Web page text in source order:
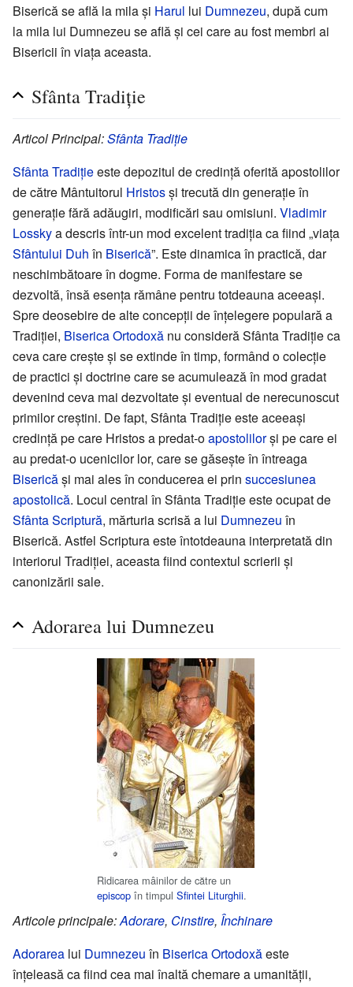
Biserică se află la mila și Harul lui Dumnezeu, după cum
la mila lui Dumnezeu se află și cei care au fost membri ai
Bisericii în viața aceasta.
Sfânta Tradiție
Articol Principal:Sfânta Tradiție
Sfânta Tradițieeste depozitul de credință oferită apostolilor
de către Mântuitorul Hristosși trecută din generație în
generație fără adăugiri, modificări sau omisiuni. Vladimir
Losskya descris într-un mod excelent tradiția ca fiind „viața
Sfântului Duh în Biserică”. Este dinamica în practică, dar
neschimbătoare în dogme. Forma de manifestare se
dezvoltă, însă esența rămâne pentru totdeauna aceeași.
Spre deosebire de alte concepții de înțelegere populară a
Tradiției, Biserica Ortodoxă nu consideră Sfânta Tradiție ca
ceva care crește și se extinde în timp, formând o colecție
de practici și doctrine care se acumulează în mod gradat
devenind ceva mai dezvoltate și eventual de nerecunoscut
primilor creștini. De fapt, Sfânta Tradiție este aceeași
credinţă pe care Hristos a predat-oapostolilorși pe care ei
au predat-o ucenicilor lor, care se găsește în întreaga
Bisericăși mai ales în conducerea ei prin succesiunea
apostolică. Locul central în Sfânta Tradiție este ocupat de
Sfânta Scriptură, mărturia scrisă a lui Dumnezeu în
Biserică. Astfel Scriptura este întotdeauna interpretată din
interiorul Tradiției, aceasta fiind contextul scrierii și
canonizării sale.
Adorarea lui Dumnezeu
Ridicarea mâinilor de către un
episcop în timpul Sfintei Liturghii.
Articole principale:Adorare, Cinstire, Închinare
Adorarea lui Dumnezeu în Biserica Ortodoxăeste
înțeleasă ca fiind cea mai înaltă chemare a umanității,